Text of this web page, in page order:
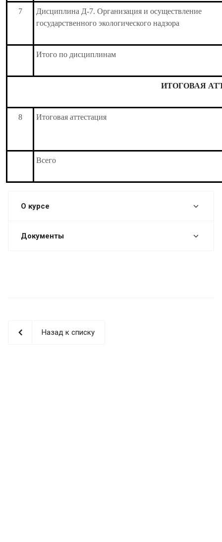
7
Дисциплина Д-7. Организация и осуществление
государственного экологического надзора
Итого по дисциплинам
ИТОГОВАЯ
8 Итоговая аттестация
Всего
О курсе
Документы
Назад к списку